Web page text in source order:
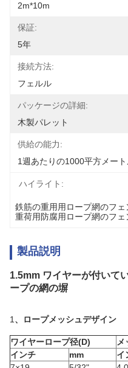
2m*10m
保証:
5年
接続方法:
フェルル
パッケージの詳細:
木製パレット
供給の能力:
1週あたりの1000平方メー
ハイライト:
鉄筋の重用用ロープ網のフェ
重荷用防腐用ロープ網のフェ
製品説明
1.5mm ワイヤーが付いて
ープの網の塀
1 、ロープメッシュデザイン
ワイヤーロープ径(D)
インチ
mm イ